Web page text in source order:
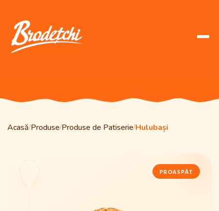
Acasă/Produse/Produse de Patiserie/Hulubași
PROASPĂT